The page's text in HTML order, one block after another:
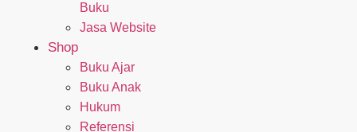
Buku
Jasa Website
Shop
Buku Ajar
Buku Anak
Hukum
Referensi